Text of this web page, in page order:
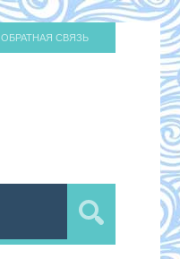
ОБРАТНАЯ СВЯЗЬ